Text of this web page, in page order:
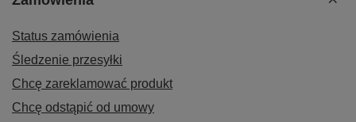
Status zamówienia
Śledzenie przesyłki
Chcę zareklamować produkt
Chcę odstąpić od umowy